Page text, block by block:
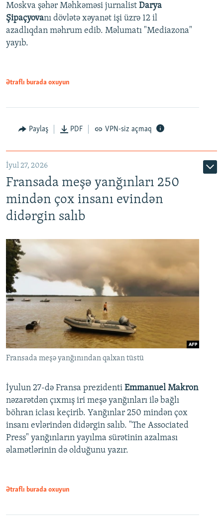
Moskva şəhər Məhkəməsi jurnalist Darya
Şipaçyovanı dövlətə xəyanət işi üzrə 12 il
azadlıqdan məhrum edib. Məlumatı "Mediazona"
yayıb.
Ətraflı burada oxuyun
Paylaş PDF VPN-siz açmaq
İyul 27, 2026
Fransada meşə yanğınları 250
mindən çox insanı evindən
didərgin salıb
Fransada meşə yanğınından qalxan tüstü
İyulun 27-də Fransa prezidenti Emmanuel Makron
nəzarətdən çıxmış iri meşə yanğınları ilə bağlı
böhran iclası keçirib. Yanğınlar 250 mindən çox
insanı evlərindən didərgin salıb. "The Associated
Press" yanğınların yayılma sürətinin azalması
əlamətlərinin də olduğunu yazır.
Ətraflı burada oxuyun